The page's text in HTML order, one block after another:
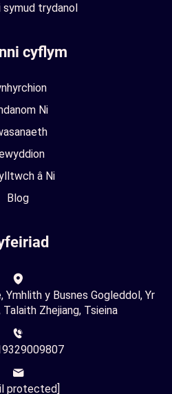
trydanol
cyflym
Ni
â Ni
Blog
Ymhlith y Busnes Gogleddol, Yr
Zhejiang, Tsieina
protected]